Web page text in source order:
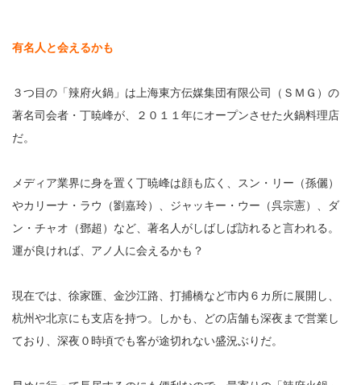
有名人と会えるかも
３つ目の「辣府火鍋」は上海東方伝媒集団有限公司（ＳＭＧ）の
著名司会者・丁暁峰が、２０１１年にオープンさせた火鍋料理店
だ。
メディア業界に身を置く丁暁峰は顔も広く、スン・リー（孫儷）
やカリーナ・ラウ（劉嘉玲）、ジャッキー・ウー（呉宗憲）、ダ
ン・チャオ（鄧超）など、著名人がしばしば訪れると言われる。
運が良ければ、アノ人に会えるかも？
現在では、徐家匯、金沙江路、打捕橋など市内６カ所に展開し、
杭州や北京にも支店を持つ。しかも、どの店舗も深夜まで営業し
ており、深夜０時頃でも客が途切れない盛況ぶりだ。